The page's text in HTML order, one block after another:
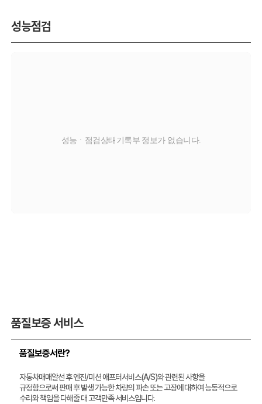
성능점검
성능ㆍ점검상태기록부 정보가 없습니다.
품질보증 서비스
품질보증서란?
자동차매매알선 후 엔진/미션 애프터서비스(A/S)와 관련된 사항을
규정함으로써 판매 후 발생 가능한 차량의 파손 또는 고장에 대하여 능동적으로
수리와 책임을 다해줄 대 고객만족 서비스입니다.